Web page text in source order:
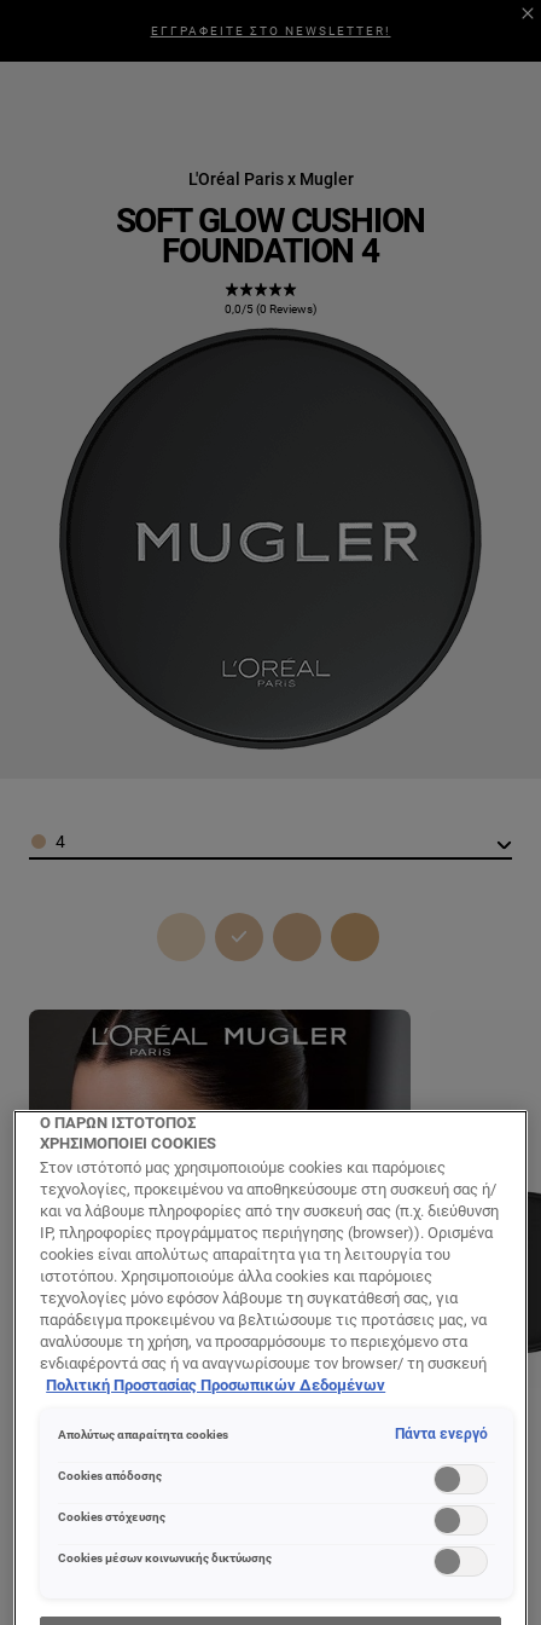
ΕΓΓΡΑΦΕΙΤΕ ΣΤΟ NEWSLETTER!
L'Oréal Paris x Mugler
SOFT GLOW CUSHION
FOUNDATION 4
0,0/5 (0 Reviews)
Color4
PREVIOUS CARD
NEXT CARD
Λεπτομέρειες προϊόντος
Ελαφρύ cushion make-up με άψογη κάλυψη που διαρκεί 24
Ο ΠΑΡΩΝ ΙΣΤΟΤΟΠΟΣ
ΧΡΗΣΙΜΟΠΟΙΕΙ COOKIES
Στον ιστότοπό μας χρησιμοποιούμε cookies και παρόμοιες
τεχνολογίες, προκειμένου να αποθηκεύσουμε στη συσκευή σας ή/
και να λάβουμε πληροφορίες από την συσκευή σας (π.χ. διεύθυνση
IP, πληροφορίες προγράμματος περιήγησης (browser)). Ορισμένα
cookies είναι απολύτως απαραίτητα για τη λειτουργία του
ιστοτόπου. Χρησιμοποιούμε άλλα cookies και παρόμοιες
τεχνολογίες μόνο εφόσον λάβουμε τη συγκατάθεσή σας, για
παράδειγμα προκειμένου να βελτιώσουμε τις προτάσεις μας, να
αναλύσουμε τη χρήση, να προσαρμόσουμε το περιεχόμενο στα
ενδιαφέροντά σας ή να αναγνωρίσουμε τον browser/ τη συσκευή
σας για τη δημιουργία προφίλ με τα ενδιαφέροντά σας και να σας
διαδικτυακές προτάσεις. Μπορείτε να αποδεχθείτε cookies τα
(«Απόρριψη όλων») ή να ρυθμίσετε και να αποθηκεύσετε τις
επιλογές σας («Αποθήκευση επιλογών»). Μπορείτε επίσης, ανά
πάσα στιγμή, να ελέγξετε και να ρυθμίσετε εκ νέου τις επιλογές
Περισσότερες πληροφορίες μπορείτε να βρείτε στην
Πολιτική Προστασίας Προσωπικών Δεδομένων
Απολύτως απαραίτητα cookies Πάντα ενεργό
Cookies απόδοσης
Cookies στόχευσης
Cookies μέσων κοινωνικής δικτύωσης